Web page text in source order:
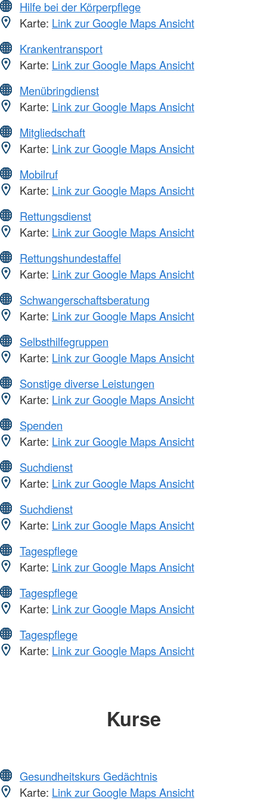
Hilfe bei der Körperpflege
Karte: Link zur Google Maps Ansicht
Krankentransport
Karte: Link zur Google Maps Ansicht
Menübringdienst
Karte: Link zur Google Maps Ansicht
Mitgliedschaft
Karte: Link zur Google Maps Ansicht
Mobilruf
Karte: Link zur Google Maps Ansicht
Rettungsdienst
Karte: Link zur Google Maps Ansicht
Rettungshundestaffel
Karte: Link zur Google Maps Ansicht
Schwangerschaftsberatung
Karte: Link zur Google Maps Ansicht
Selbsthilfegruppen
Karte: Link zur Google Maps Ansicht
Sonstige diverse Leistungen
Karte: Link zur Google Maps Ansicht
Spenden
Karte: Link zur Google Maps Ansicht
Suchdienst
Karte: Link zur Google Maps Ansicht
Suchdienst
Karte: Link zur Google Maps Ansicht
Tagespflege
Karte: Link zur Google Maps Ansicht
Tagespflege
Karte: Link zur Google Maps Ansicht
Tagespflege
Karte: Link zur Google Maps Ansicht
Kurse
Gesundheitskurs Gedächtnis
Karte: Link zur Google Maps Ansicht